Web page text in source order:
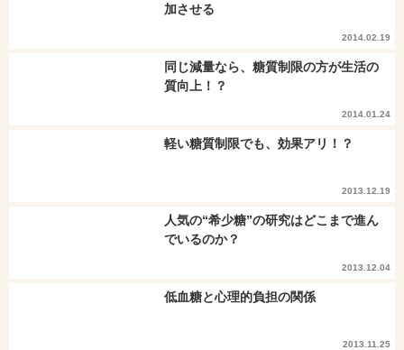
加させる
2014.02.19
同じ減量なら、糖質制限の方が生活の
質向上！？
2014.01.24
軽い糖質制限でも、効果アリ！？
2013.12.19
人気の“希少糖”の研究はどこまで進ん
でいるのか？
2013.12.04
低血糖と心理的負担の関係
2013.11.25